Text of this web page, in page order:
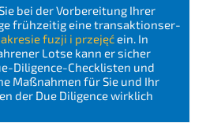
bei der Vorbe­rei­tung Ihrer
frühzei­tig eine trans­ak­ti­ons­er­
fuzji i przejęćein. In
Lotse kann er sicher
Diligence-Check­lis­ten und
Maßnah­men für Sie und Ihr
der Due Diligence wirklich